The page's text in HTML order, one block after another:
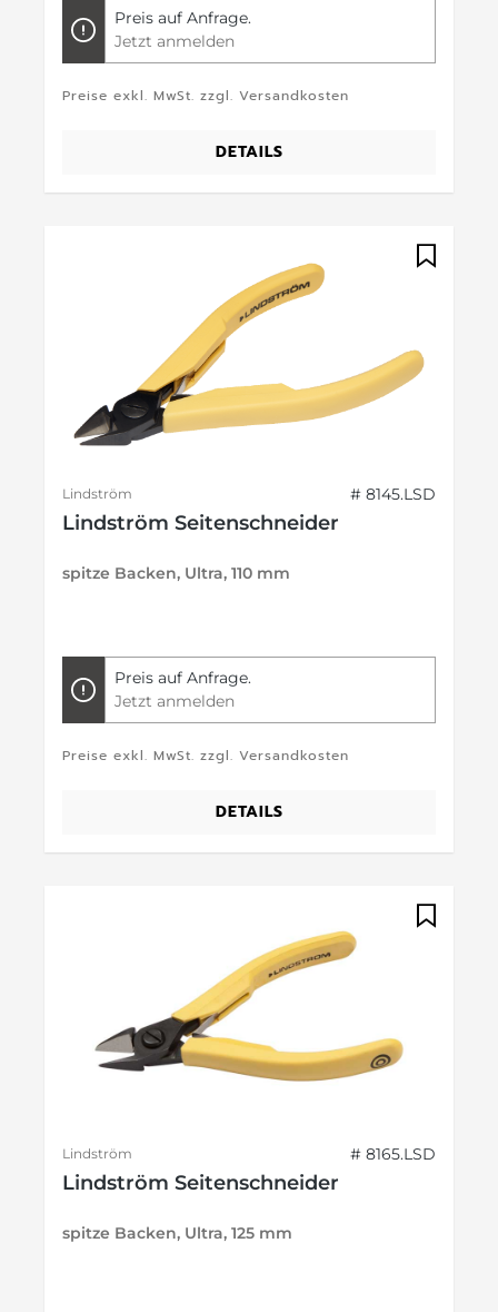
Preis auf Anfrage.
Jetzt anmelden
Preise exkl. MwSt. zzgl. Versandkosten
DETAILS
Lindström # 8145.LSD
Lindström Seitenschneider
spitze Backen, Ultra, 110 mm
Preis auf Anfrage.
Jetzt anmelden
Preise exkl. MwSt. zzgl. Versandkosten
DETAILS
Lindström # 8165.LSD
Lindström Seitenschneider
spitze Backen, Ultra, 125 mm